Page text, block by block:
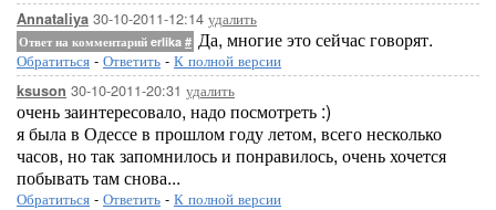
Annataliya 30-10-2011-12:14 удалить
Ответ на комментарий erlika # Да, многие это сейчас говорят.
Обратиться - Ответить - К полной версии
ksuson 30-10-2011-20:31 удалить
очень заинтересовало, надо посмотреть :)
я была в Одессе в прошлом году летом, всего несколько
часов, но так запомнилось и понравилось, очень хочется
побывать там снова...
Обратиться - Ответить - К полной версии